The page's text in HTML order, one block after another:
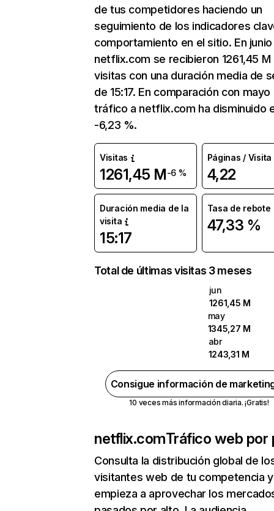
de tus competidores haciendo un
seguimiento de los indicadores
comportamiento en el sitio. En junio
netflix.com se recibieron 1261,45 M
visitas con una duración media de
de 15:17. En comparación con mayo
tráfico a netflix.com ha disminuido
-6,23 %.
Visitas
1261,45 M-6 %
Páginas / Visita
4,22
Duración media de la
visita
15:17
Tasa de rebote
47,33 %
Total de últimas visitas 3 meses
jun
1261,45 M
may
1345,27 M
abr
1243,31 M
Consigue información de
10 veces más información diaria. ¡Gratis!
netflix.comTráfico web por
Consulta la distribución global de
visitantes web de tu competencia y
empieza a aprovechar los